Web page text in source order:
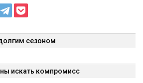
сезоном
искать компромисс